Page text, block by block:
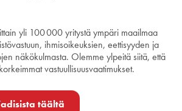
yli 100 000 yritystä ympäri maailmaa
ihmisoikeuksien, eettisyyden ja
näkökulmasta. Olemme ylpeitä siitä, että
vastuullisuusvaatimukset.
täältä